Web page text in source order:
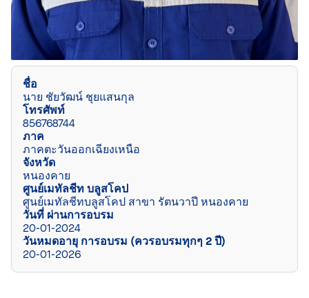
ชื่อ
นาย ชัยวัฒน์ ชุยแสนกุล
โทรศัพท์
856768744
ภาค
ภาคตะวันออกเฉียงเหนือ
จังหวัด
หนองคาย
ศูนย์เมทัลชีท บลูสโคป
ศูนย์เมทัลชีทบลูสโคป สาขา รัตนวาปี หนองคาย
วันที่ ผ่านการอบรม
20-01-2024
วันหมดอายุ การอบรม (ควรอบรมทุกๆ 2 ปี)
20-01-2026